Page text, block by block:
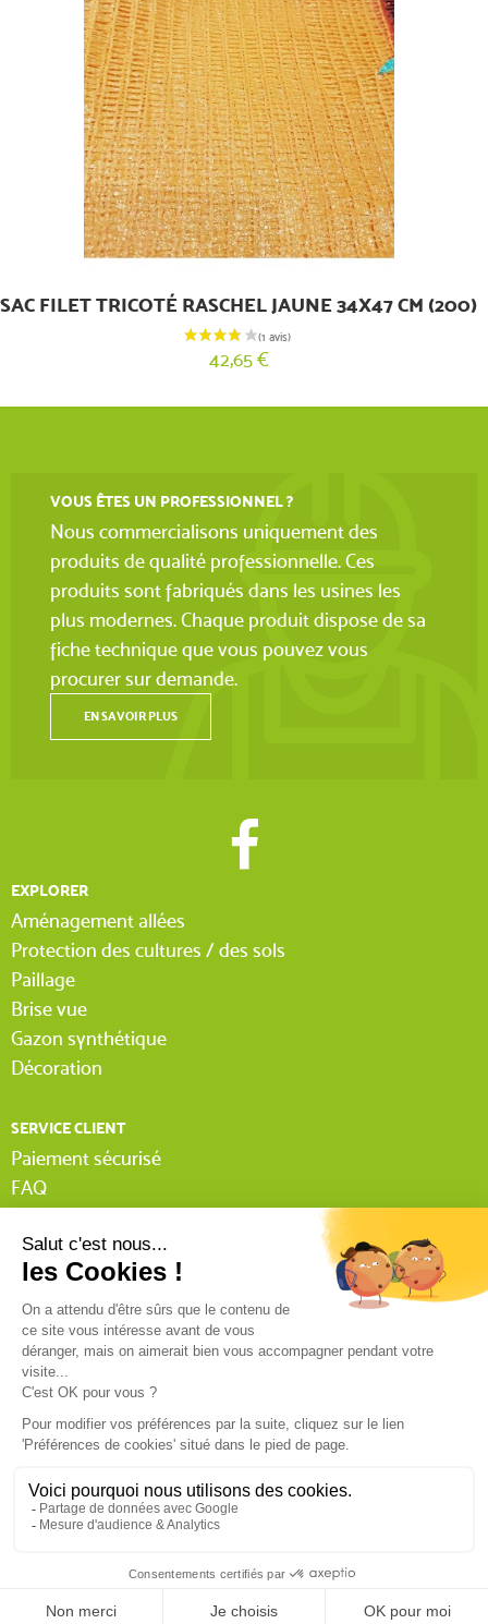
SAC FILET TRICOTÉ RASCHEL JAUNE 34X47 CM (200)
42,65 €
VOUS ÊTES UN PROFESSIONNEL ?
Nous commercialisons uniquement des
produits de qualité professionnelle. Ces
produits sont fabriqués dans les usines les
plus modernes. Chaque produit dispose de sa
fiche technique que vous pouvez vous
procurer sur demande.
EN SAVOIR PLUS
EXPLORER
Aménagement allées
Protection des cultures / des sols
Paillage
Brise vue
Gazon synthétique
Décoration
SERVICE CLIENT
Paiement sécurisé
FAQ
Lexique Tissnet
Suivi commande invité
Contactez-nous
Mentions légales
© Tissnet 2024 - Réalisation : C’est qui Maurice ?